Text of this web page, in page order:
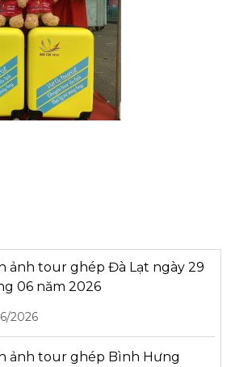
ảnh tour ghép Đà Lạt ngày 29
06 năm 2026
2026
ảnh tour ghép Bình Hưng